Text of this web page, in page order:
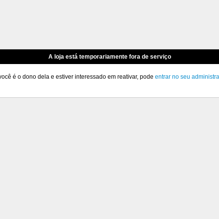
A loja está temporariamente fora de serviço
é o dono dela e estiver interessado em reativar, pode entrar no seu